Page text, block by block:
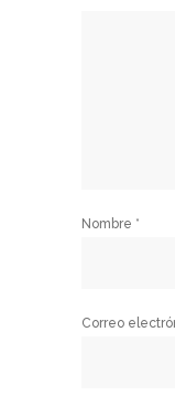
Nombre *
Correo